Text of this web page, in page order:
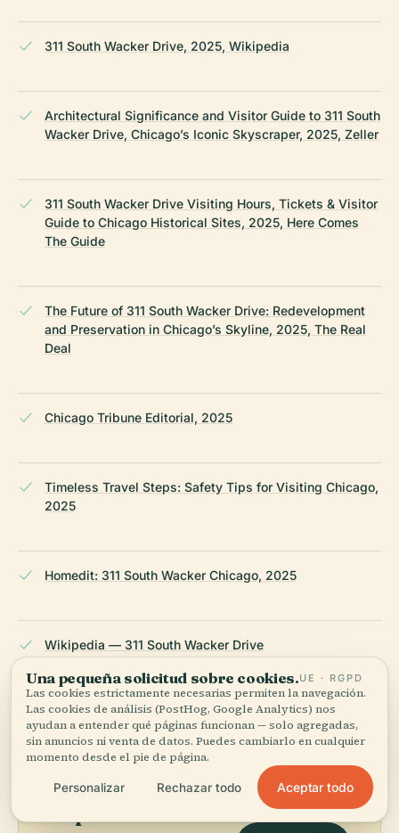
311 South Wacker Drive, 2025, Wikipedia
Architectural Significance and Visitor Guide to 311 South
Wacker Drive, Chicago’s Iconic Skyscraper, 2025, Zeller
311 South Wacker Drive Visiting Hours, Tickets & Visitor
Guide to Chicago Historical Sites, 2025, Here Comes
The Guide
The Future of 311 South Wacker Drive: Redevelopment
and Preservation in Chicago’s Skyline, 2025, The Real
Deal
Chicago Tribune Editorial, 2025
Timeless Travel Steps: Safety Tips for Visiting Chicago,
2025
Homedit: 311 South Wacker Chicago, 2025
Wikipedia — 311 South Wacker Drive
ÚLTIMA REVISIÓN: APRIL 2026
Documentado a partir de Wikidata, Wikipedia y fuentes
oficiales · verificado ·Cómo hacemos nuestras guías →
Una pequeña solicitud sobre cookies.UE · RGPD
Las cookies estrictamente necesarias permiten la navegación.
Las cookies de análisis (PostHog, Google Analytics) nos
ayudan a entender qué páginas funcionan — solo agregadas,
sin anuncios ni venta de datos. Puedes cambiarlo en cualquier
momento desde el pie de página.
Personalizar Rechazar todo Aceptar todo